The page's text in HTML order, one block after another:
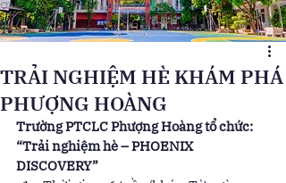
TRẢI NGHIỆM HÈ KHÁM PHÁ
PHƯỢNG HOÀNG
Trường PTCLC Phượng Hoàng tổ chức:
“Trải nghiệm hè – PHOENIX
DISCOVERY”